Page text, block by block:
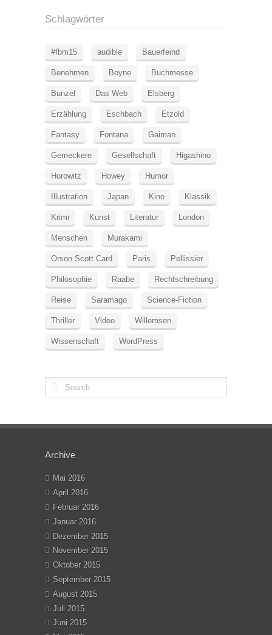
Schlagwörter
#fbm15 audible Bauerfeind
Benehmen Boyne Buchmesse
Bunzel Das Web Elsberg
Erzählung Eschbach Etzold
Fantasy Fontana Gaiman
Gemeckere Gesellschaft Higashino
Horowitz Howey Humor
Illustration Japan Kino Klassik
Krimi Kunst Literatur London
Menschen Murakami
Orson Scott Card Paris Pellissier
Philosophie Raabe Rechtschreibung
Reise Saramago Science-Fiction
Thriller Video Willemsen
Wissenschaft WordPress
Archive
Mai 2016
April 2016
Februar 2016
Januar 2016
Dezember 2015
November 2015
Oktober 2015
September 2015
August 2015
Juli 2015
Juni 2015